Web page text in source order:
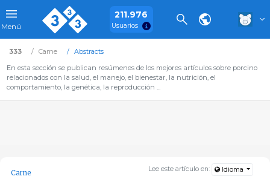
Menú
211.976
Usuarios
333 Carne
Abstracts
En esta sección se publican resúmenes de los mejores artículos sobre porcino
relacionados con la salud, el manejo, el bienestar, la nutrición, el
comportamiento, la genética, la reproducción ...
Lee este artículo en: Idioma
Carne